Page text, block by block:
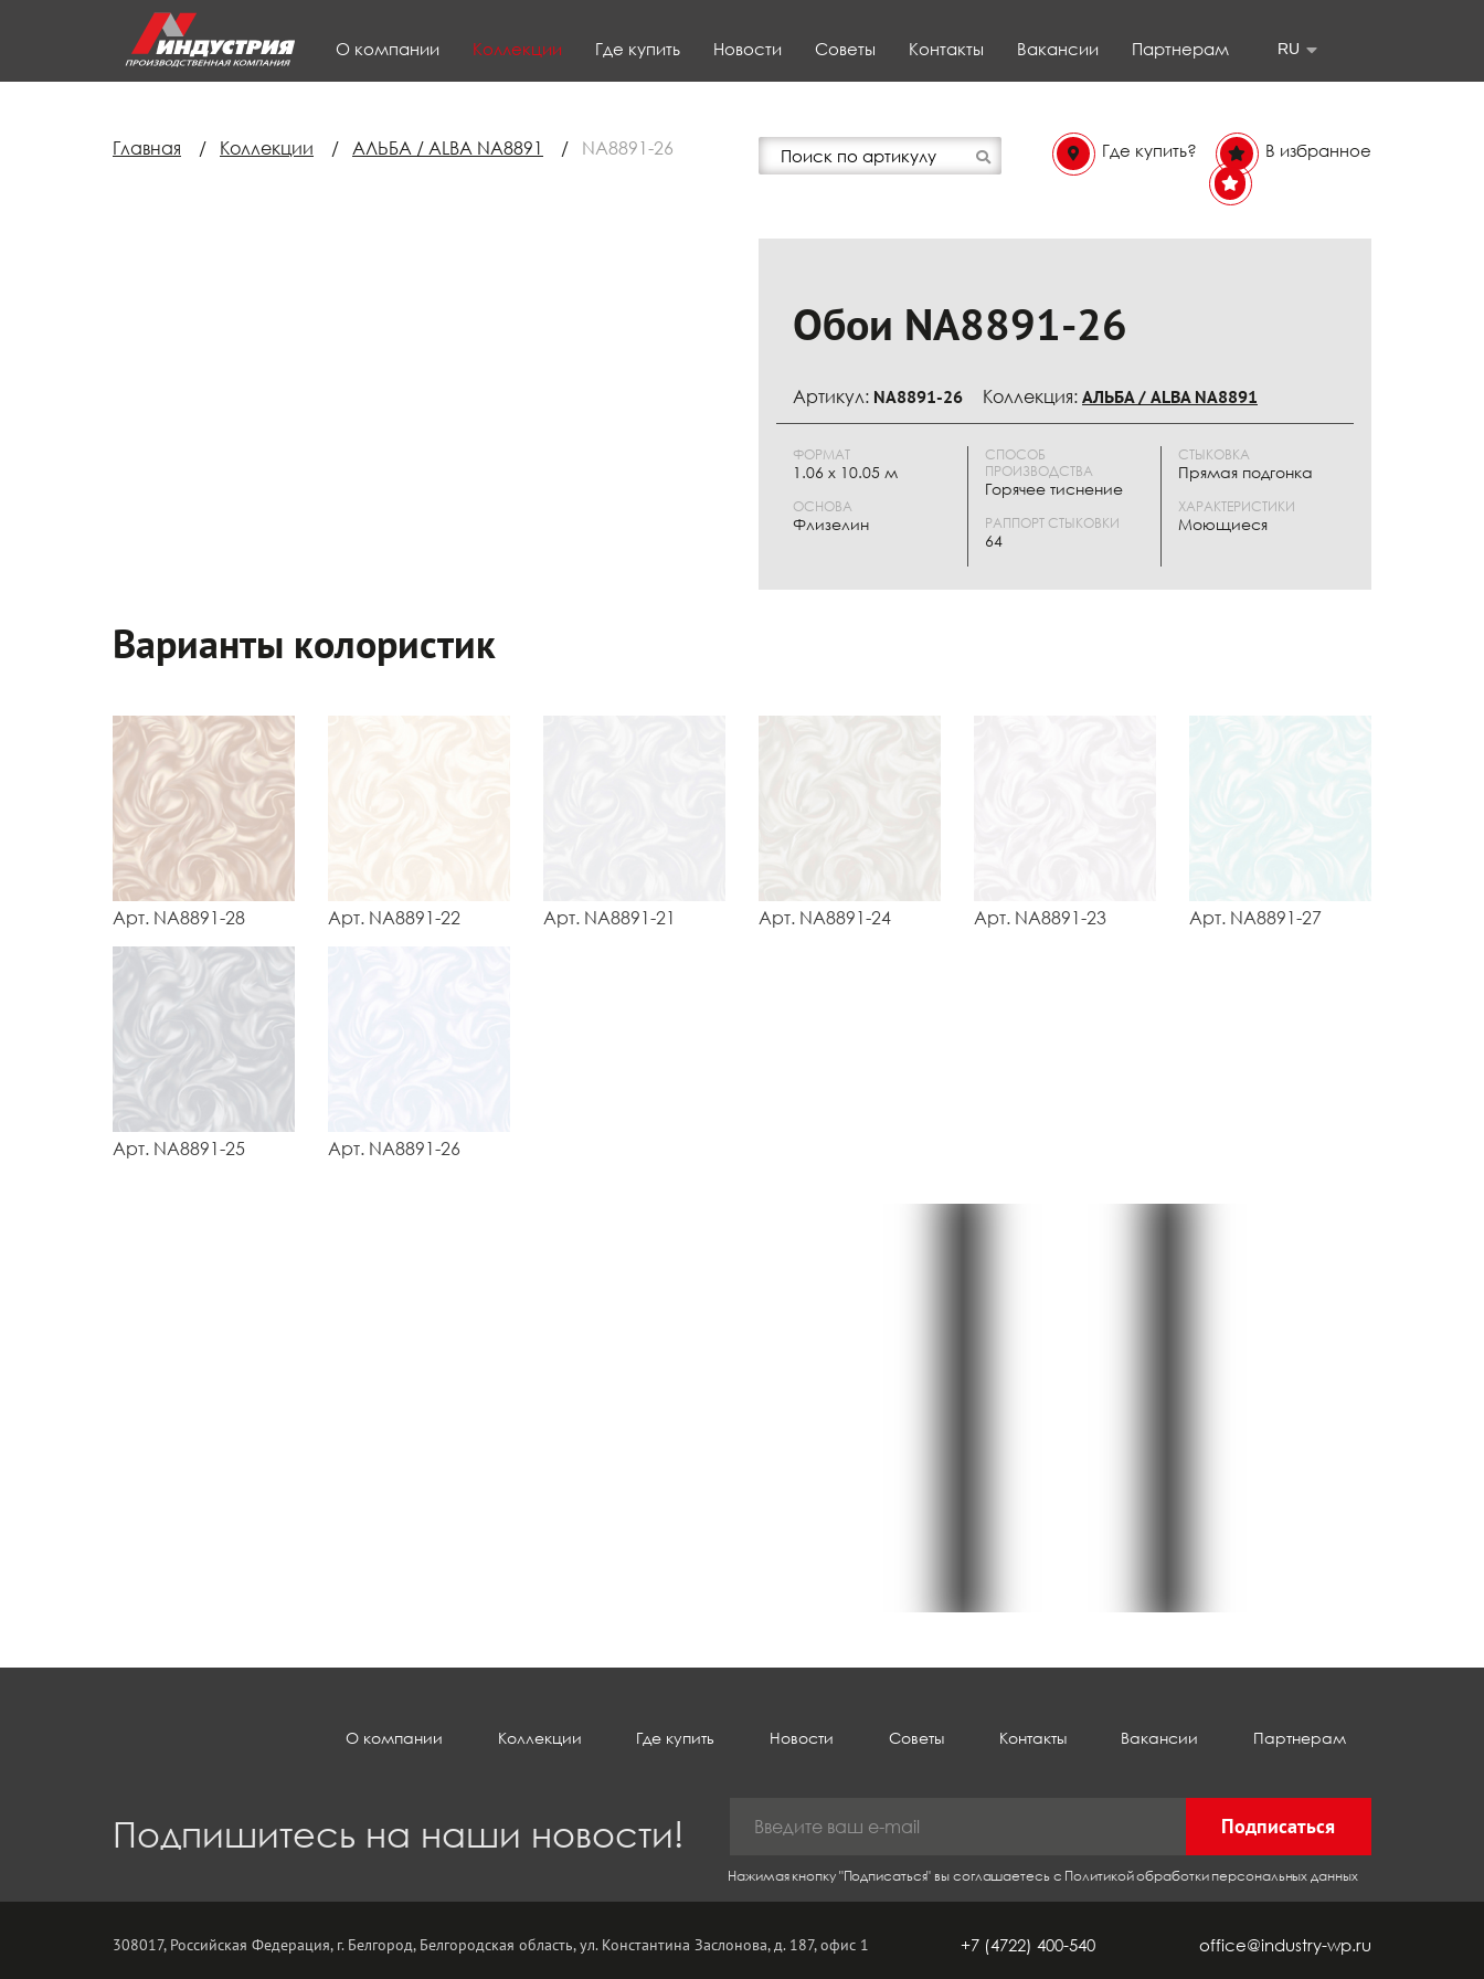
О компании Коллекции Где купить Новости Советы Контакты Вакансии Партнерам RU
Главная / Коллекции / АЛЬБА / ALBA NA8891 / NA8891-26 Где купить? В избранное
Обои NA8891-26
Артикул: NA8891-26 Коллекция: АЛЬБА / ALBA NA8891
ФОРМАТ
1.06 x 10.05 м
ОСНОВА
Флизелин
СПОСОБ
ПРОИЗВОДСТВА
Горячее тиснение
РАППОРТ СТЫКОВКИ
64
СТЫКОВКА
Прямая подгонка
ХАРАКТЕРИСТИКИ
Моющиеся
Варианты колористик
Арт. NA8891-28 Арт. NA8891-22 Арт. NA8891-21 Арт. NA8891-24 Арт. NA8891-23 Арт. NA8891-27
Арт. NA8891-25 Арт. NA8891-26
О компании Коллекции Где купить Новости Советы Контакты Вакансии Партнерам
Подпишитесь на наши новости! Подписаться
Нажимая кнопку "Подписаться" вы соглашаетесь с Политикой обработки персональных данных
308017, Российская Федерация, г. Белгород, Белгородская область, ул. Константина Заслонова, д. 187, офис 1 +7 (4722) 400-540 office@industry-wp.ru